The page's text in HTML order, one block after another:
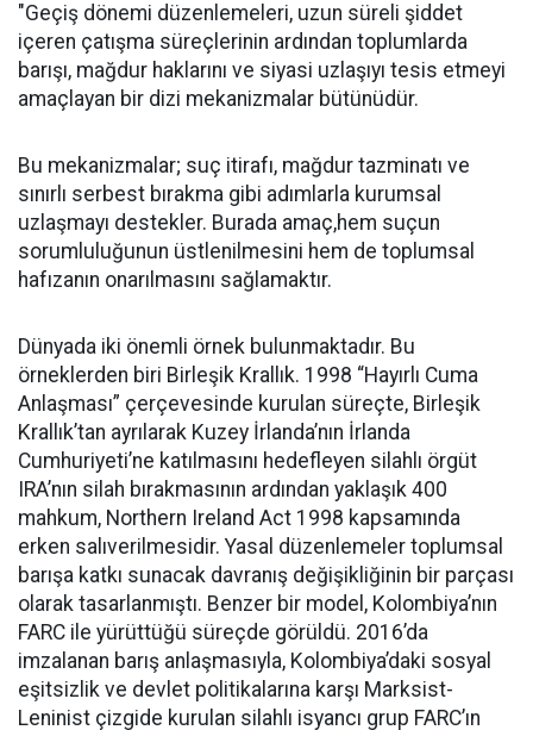
"Geçiş dönemi düzenlemeleri, uzun süreli şiddet
içeren çatışma süreçlerinin ardından toplumlarda
barışı, mağdur haklarını ve siyasi uzlaşıyı tesis etmeyi
amaçlayan bir dizi mekanizmalar bütünüdür.
Bu mekanizmalar; suç itirafı, mağdur tazminatı ve
sınırlı serbest bırakma gibi adımlarla kurumsal
uzlaşmayı destekler. Burada amaç,hem suçun
sorumluluğunun üstlenilmesini hem de toplumsal
hafızanın onarılmasını sağlamaktır.
Dünyada iki önemli örnek bulunmaktadır. Bu
örneklerden biri Birleşik Krallık. 1998 “Hayırlı Cuma
Anlaşması” çerçevesinde kurulan süreçte, Birleşik
Krallık’tan ayrılarak Kuzey İrlanda’nın İrlanda
Cumhuriyeti’ne katılmasını hedefleyen silahlı örgüt
IRA’nın silah bırakmasının ardından yaklaşık 400
mahkum, Northern Ireland Act 1998 kapsamında
erken salıverilmesidir. Yasal düzenlemeler toplumsal
barışa katkı sunacak davranış değişikliğinin bir parçası
olarak tasarlanmıştı. Benzer bir model, Kolombiya’nın
FARC ile yürüttüğü süreçde görüldü. 2016’da
imzalanan barış anlaşmasıyla, Kolombiya’daki sosyal
eşitsizlik ve devlet politikalarına karşı Marksist-
Leninist çizgide kurulan silahlı isyancı grup FARC’ın